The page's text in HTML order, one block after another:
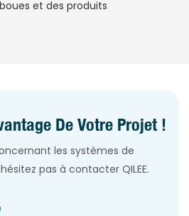
et des produits
De Votre Projet !
les systèmes de
pas à contacter QILEE.